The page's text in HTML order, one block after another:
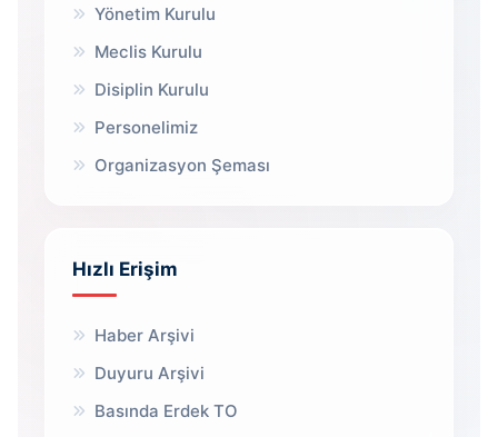
Yönetim Kurulu
Meclis Kurulu
Disiplin Kurulu
Personelimiz
Organizasyon Şeması
Hızlı Erişim
Haber Arşivi
Duyuru Arşivi
Basında Erdek TO